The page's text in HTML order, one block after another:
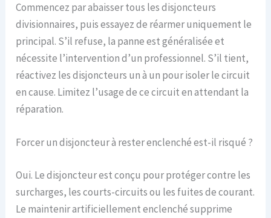
Commencez par abaisser tous les disjoncteurs
divisionnaires, puis essayez de réarmer uniquement le
principal. S’il refuse, la panne est généralisée et
nécessite l’intervention d’un professionnel. S’il tient,
réactivez les disjoncteurs un à un pour isoler le circuit
en cause. Limitez l’usage de ce circuit en attendant la
réparation.
Forcer un disjoncteur à rester enclenché est-il risqué ?
Oui. Le disjoncteur est conçu pour protéger contre les
surcharges, les courts-circuits ou les fuites de courant.
Le maintenir artificiellement enclenché supprime